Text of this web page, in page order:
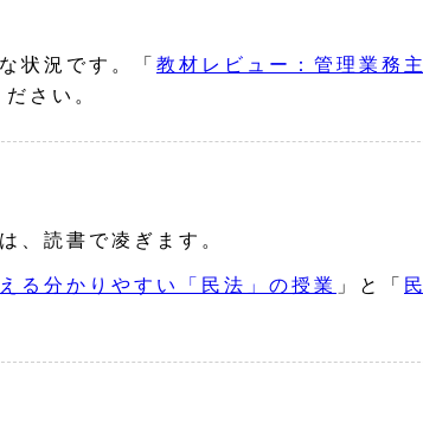
状況です。「 教材レビュー：管理業務主
さい。
、読書で凌ぎます。
る分かりやすい「民法」の授業 」と「
民